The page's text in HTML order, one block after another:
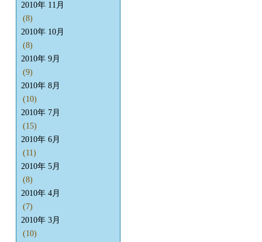
2010年 11月
(8)
2010年 10月
(8)
2010年 9月
(9)
2010年 8月
(10)
2010年 7月
(15)
2010年 6月
(11)
2010年 5月
(8)
2010年 4月
(7)
2010年 3月
(10)